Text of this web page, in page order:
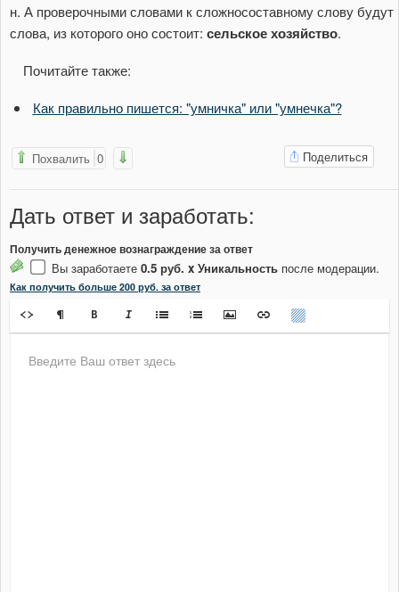
н. А проверочными словами к сложносоставному слову будут
слова, из которого оно состоит: сельское хозяйство.
Почитайте также:
Как правильно пишется: "умничка" или "умнечка"?
Похвалить 0 Поделиться
Дать ответ и заработать:
Получить денежное вознаграждение за ответ
Вы заработаете 0.5 руб. x Уникальность после модерации.
Как получить больше 200 руб. за ответ